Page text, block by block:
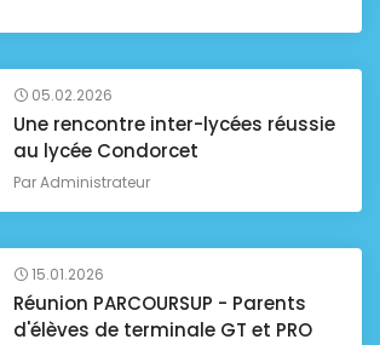
05.02.2026
Une rencontre inter-lycées réussie
au lycée Condorcet
ParAdministrateur
15.01.2026
Réunion PARCOURSUP - Parents
d'élèves de terminale GT et PRO